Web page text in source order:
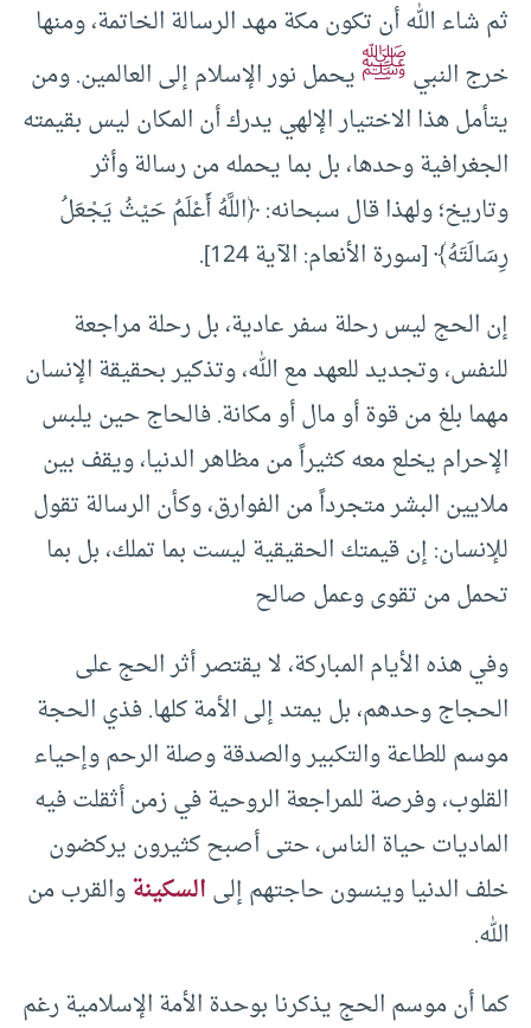
ثم شاء الله أن تكون مكة مهد الرسالة الخاتمة، ومنها
خرج النبيﷺيحمل نور الإسلام إلى العالمين. ومن
يتأمل هذا الاختيار الإلهي يدرك أن المكان ليس بقيمته
الجغرافية وحدها، بل بما يحمله من رسالة وأثر
وتاريخ؛ ولهذا قال سبحانه: ﴿اللَّهُ أَعْلَمُ حَيْثُ يَجْعَلُ
رِسَالَتَهُ﴾ [سورة الأنعام: الآية 124].
إن الحج ليس رحلة سفر عادية، بل رحلة مراجعة
للنفس، وتجديد للعهد مع الله، وتذكير بحقيقة الإنسان
مهما بلغ من قوة أو مال أو مكانة. فالحاج حين يلبس
الإحرام يخلع معه كثيراً من مظاهر الدنيا، ويقف بين
ملايين البشر متجرداً من الفوارق، وكأن الرسالة تقول
للإنسان: إن قيمتك الحقيقية ليست بما تملك، بل بما
تحمل من تقوى وعمل صالح
وفي هذه الأيام المباركة، لا يقتصر أثر الحج على
الحجاج وحدهم، بل يمتد إلى الأمة كلها. فذي الحجة
موسم للطاعة والتكبير والصدقة وصلة الرحم وإحياء
القلوب، وفرصة للمراجعة الروحية في زمن أثقلت فيه
الماديات حياة الناس، حتى أصبح كثيرون يركضون
خلف الدنيا وينسون حاجتهم إلىالسكينةوالقرب من
الله.
كما أن موسم الحج يذكرنا بوحدة الأمة الإسلامية رغم